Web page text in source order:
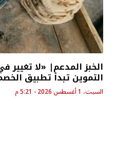
الخبز المدعم| «لا تغيير
التموين تبدأ تطبيق
السبت، 1 أغسطس 2026 - 5:21 م